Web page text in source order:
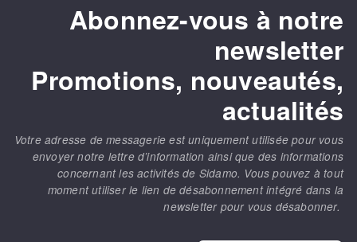
Abonnez-vous à notre
newsletter
Promotions, nouveautés,
actualités
Votre adresse de messagerie est uniquement utilisée pour vous
envoyer notre lettre d’information ainsi que des informations
concernant les activités de Sidamo. Vous pouvez à tout
moment utiliser le lien de désabonnement intégré dans la
newsletter pour vous désabonner.